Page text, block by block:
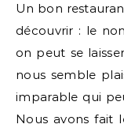
Un bon
découvrir : le
on peut se
nous semble
imparable qui
Nous avons fait